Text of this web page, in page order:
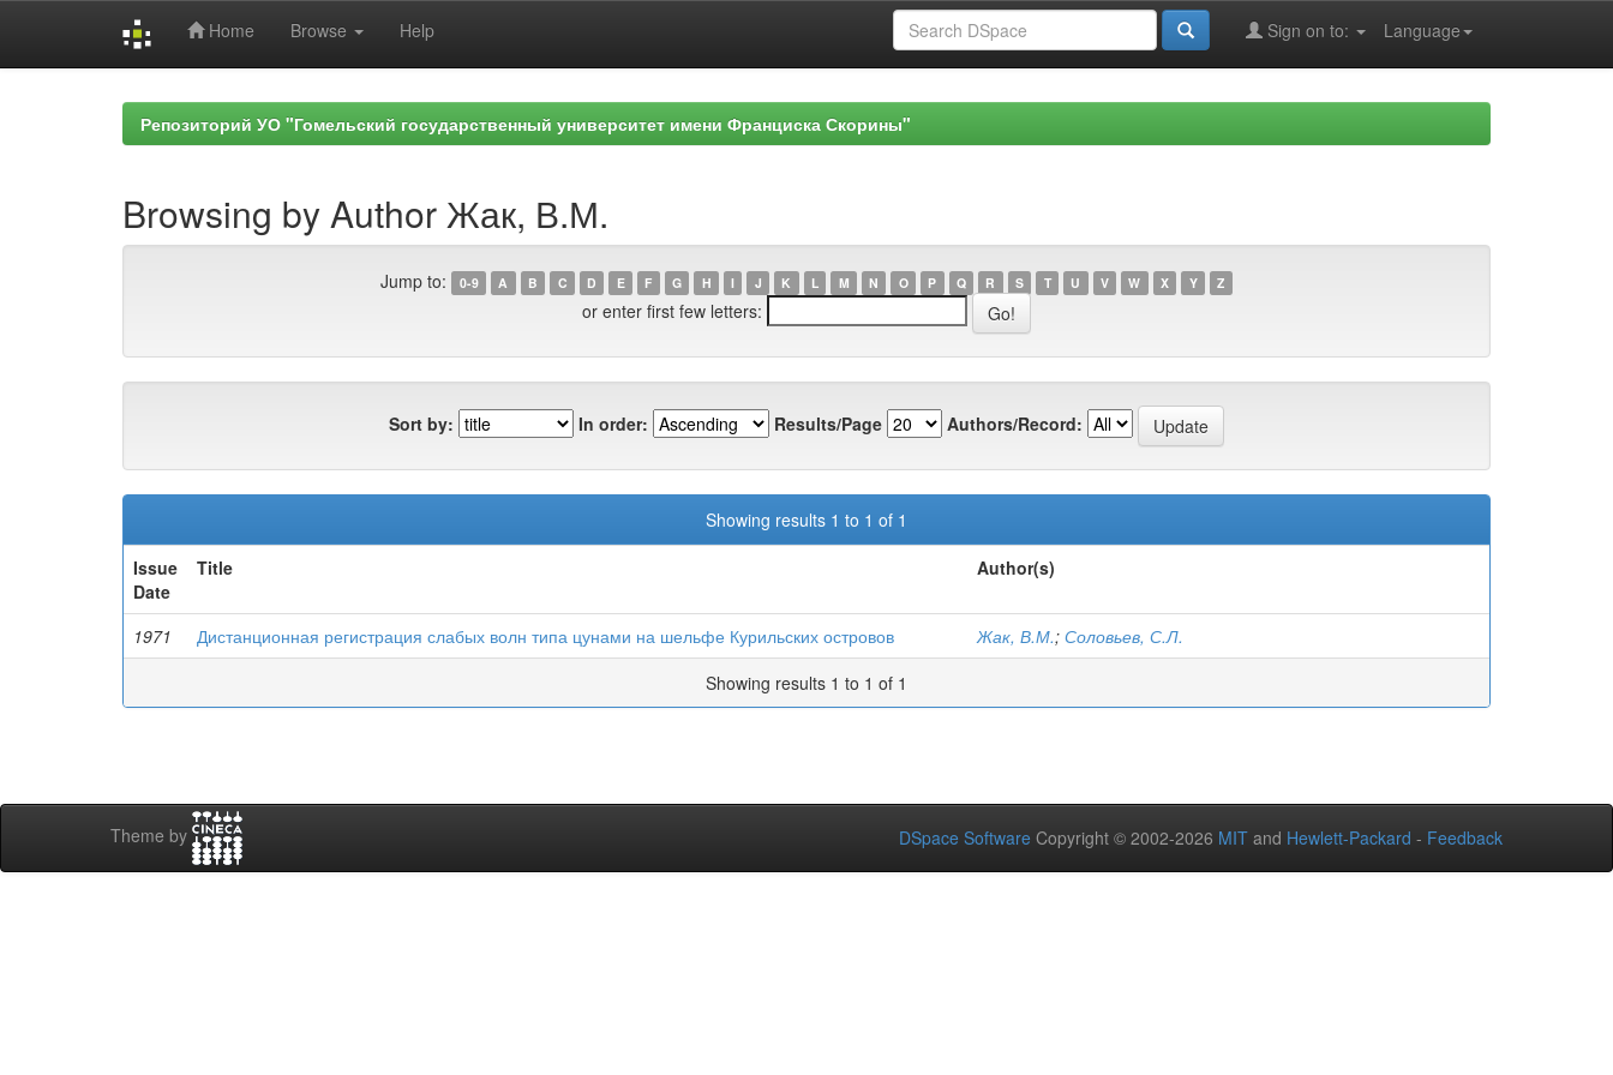
Home Browse Help Language
Sign on to:
Репозиторий УО "Гомельский государственный университет имени Франциска Скорины"
Browsing by Author Жак, В.М.
Jump to: 0-9 A B C D E F G H I J K L M N O P Q R S T U V W X Y Z
or enter first few letters:
Sort by: In order: Results/Page Authors/Record:
Showing results 1 to 1 of 1
Issue
Date
Title Author(s)
1971 Дистанционная регистрация слабых волн типа цунами на шельфе Курильских островов Жак, В.М.; Соловьев, С.Л.
Showing results 1 to 1 of 1
Theme by DSpace Software Copyright © 2002-2026 MIT and Hewlett-Packard - Feedback